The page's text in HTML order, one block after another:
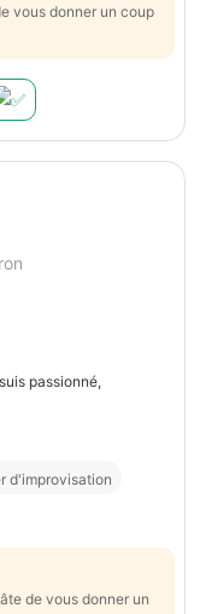
vous donner un coup
passionné,
d'improvisation
de vous donner un